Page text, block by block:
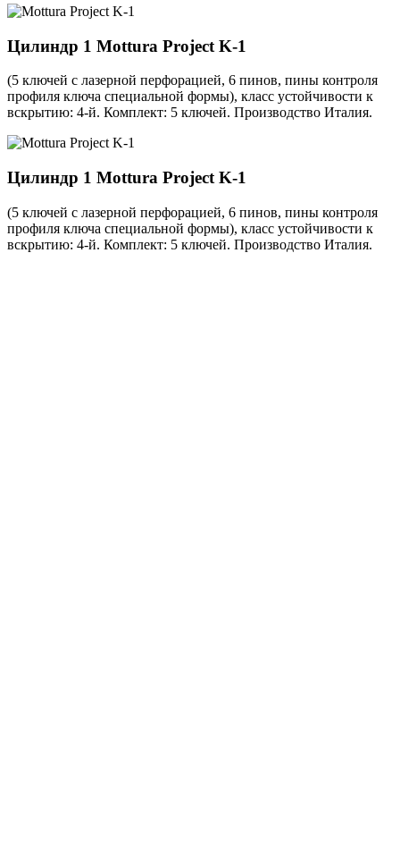
Цилиндр 1 Mottura Project K-1
(5 ключей с лазерной перфорацией, 6 пинов, пины контроля
профиля ключа специальной формы), класс устойчивости к
вскрытию: 4-й. Комплект: 5 ключей. Производство Италия.
Цилиндр 1 Mottura Project K-1
(5 ключей с лазерной перфорацией, 6 пинов, пины контроля
профиля ключа специальной формы), класс устойчивости к
вскрытию: 4-й. Комплект: 5 ключей. Производство Италия.